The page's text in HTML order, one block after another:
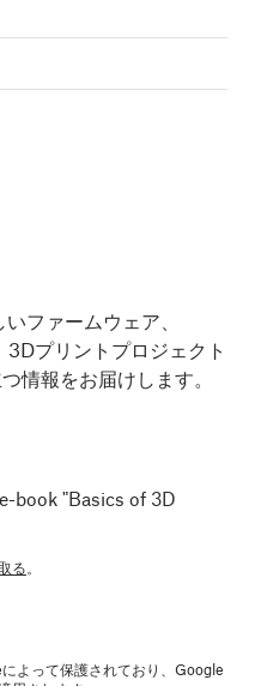
いファームウェア、
プリントプロジェクト
情報をお届けします。
book "Basics of 3D
る。
よって保護されており、Google